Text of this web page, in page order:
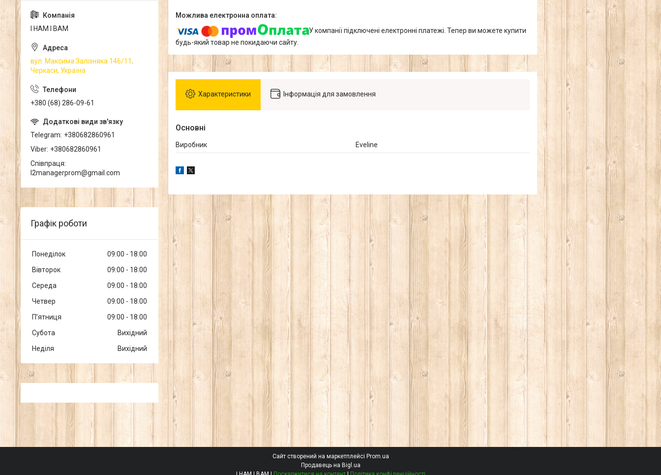
У компанії підключені електронні платежі. Тепер ви можете купити
будь-який товар не покидаючи сайту.
Характеристики Інформація для замовлення
Основні
Виробник Eveline
І НАМ І ВАМ
вул. Максима Залізняка 146/11,
Черкаси, Україна
+380 (68) 286-09-61
Telegram +380682860961
Viber +380682860961
Співпраця
l2managerprom@gmail.com
Графік роботи
Понеділок 09:00
18:00
Вівторок
09:00
18:00
Середа
09:00
18:00
Четвер
09:00
18:00
Пʼятниця
09:00
18:00
Субота
Вихідний
Неділя
Вихідний
Сайт створений на маркетплейсі Prom.ua
Продавець на Bigl.ua